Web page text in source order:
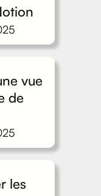
vue
de
les